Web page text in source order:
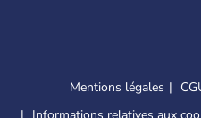
Mentions légales